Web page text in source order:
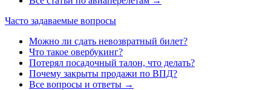
Часто задаваемые вопросы
Можно ли сдать невозвратный билет?
Что такое овербукинг?
Потерял посадочный талон, что делать?
Почему закрыты продажи по ВПД?
Все вопросы и ответы →